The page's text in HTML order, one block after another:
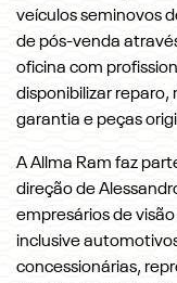
veículos seminovos
de pós-venda
oficina com
disponibilizar
garantia e peças
A Allma Ram faz
direção de
empresários de
inclusive
concessionárias,